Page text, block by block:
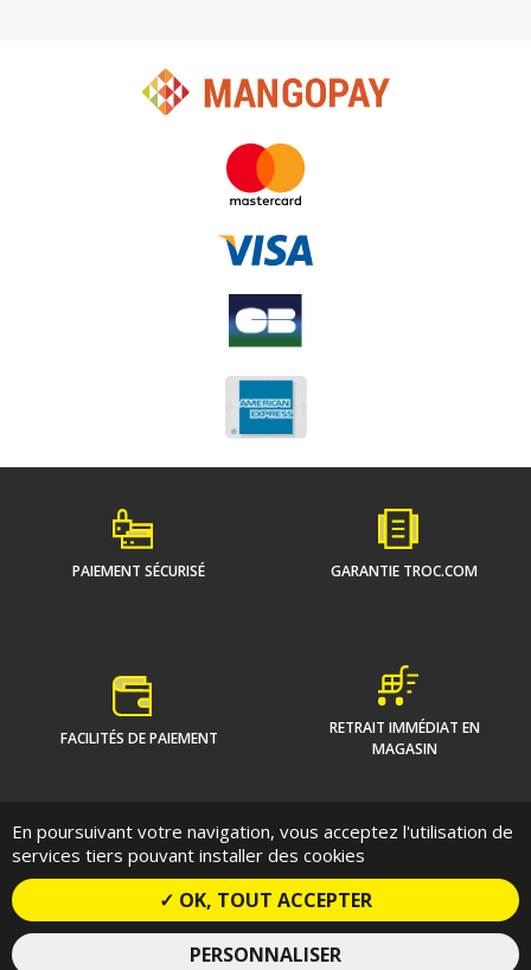
PAIEMENT SÉCURISÉ GARANTIE TROC.COM
FACILITÉS DE PAIEMENT
RETRAIT IMMÉDIAT EN
MAGASIN
Qui sommes-nous ?
On vous guide
Communiqués de presse
Contact
Conditions Contractuelles de vente en ligne
Politique de confidentialité
Mentions Légales
Plan du site
En poursuivant votre navigation, vous acceptez l'utilisation de
services tiers pouvant installer des cookies
✓ OK, TOUT ACCEPTER
PERSONNALISER